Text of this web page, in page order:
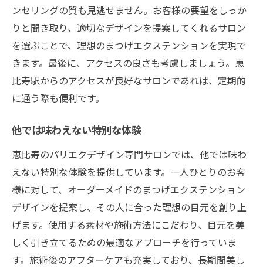
ンセリングの質も見逃せません。お客様の要望をしっか
りと聞き取り、適切なデザインを提案してくれるサロン
を選ぶことで、理想のまつげエクステンションを実現で
きます。最後に、アクセスの良さも考慮しましょう。恵
比寿駅からのアクセスが良好なサロンであれば、定期的
に通う際も便利です。
他では味わえない特別な体験
恵比寿のパリエクデザイン専門サロンでは、他では味わ
えない特別な体験を提供しています。一人ひとりのお客
様に対して、オーダーメイドのまつげエクステンション
デザインを提案し、その人に合った理想の目元を創り上
げます。使用する素材や施術方法にこだわり、目元を美
しく引き立てるための最適なアプローチを行っていま
す。施術後のアフターケアも充実しており、長期間美し